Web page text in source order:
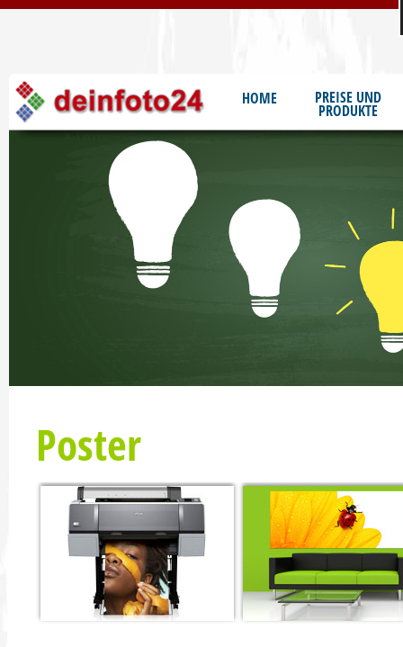
HOME PREISE UND
PRODUKTE
Poster